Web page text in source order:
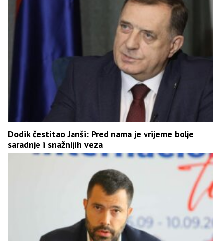
Dodik čestitao Janši: Pred nama je vrijeme bolje
saradnje i snažnijih veza